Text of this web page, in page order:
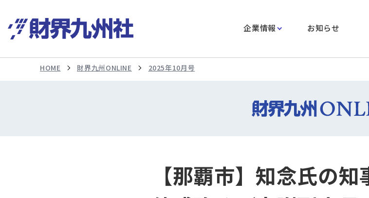
企業情報 お知らせ
HOME 財界九州ONLINE 2025年10月号
【那覇市】知念氏の